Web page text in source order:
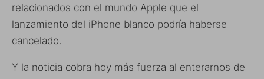
relacionados con el mundo Apple que el
lanzamiento del iPhone blanco podría haberse
cancelado.
Y la noticia cobra hoy más fuerza al enterarnos de